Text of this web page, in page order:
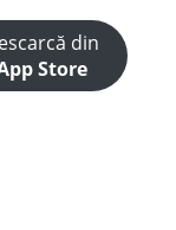
din
Store